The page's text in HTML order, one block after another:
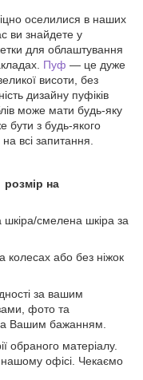
оселилися в наших
ви знайдете у
для облаштування
Пуф — це дуже
висоти, без
дизайну пуфіків
може мати будь-яку
бути з будь-якого
всі запитання.
на
смелена шкіра за
колесах або без ніжок
за вашим
фото та
за Вашим бажанням.
обраного матеріалу.
нашому офісі. Чекаємо